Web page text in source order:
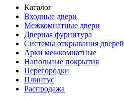
Каталог
Входные двери
Межкомнатные двери
Дверная фурнитура
Системы открывания дверей
Арки межкомнатные
Напольные покрытия
Перегородки
Плинтус
Распродажа